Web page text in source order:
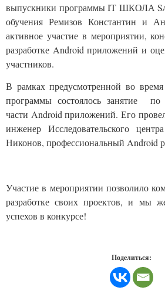
выпускники программыIT ШКОЛА
обучения Ремизов Константин и
активное участие в мероприятии,
разработке Androidприложений и
участников.
В рамках предусмотренной во
программы состоялось занятие по
части Android приложений. Его
инженер Исследовательского
Никонов, профессиональный Android
Участие в мероприятии позволило
разработке своих проектов, и мы
успехов в конкурсе!
Поделиться: